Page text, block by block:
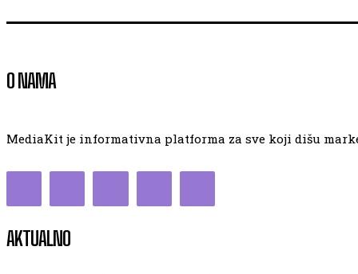
O NAMA
MediaKit je informativna platforma za sve koji dišu
AKTUALNO